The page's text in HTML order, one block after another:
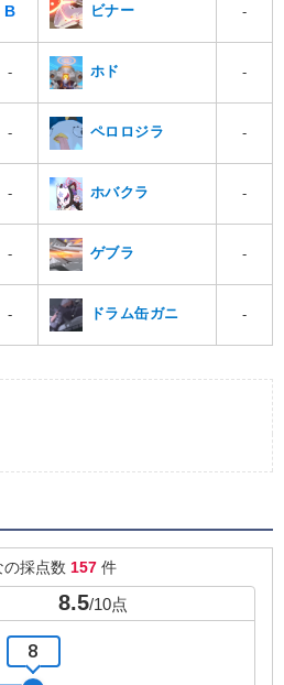
B ビナー -
- ホド -
- ペロロジラ -
- ホバクラ -
- ゲブラ -
- ドラム缶ガニ -
の採点数 157 件
8.5/10点
8